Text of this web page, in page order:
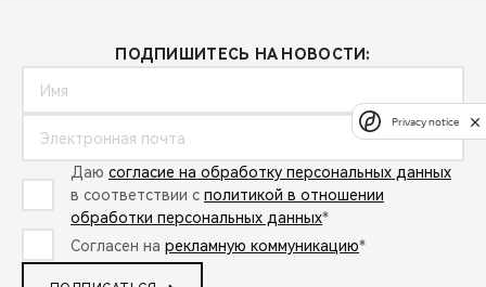
ПОДПИШИТЕСЬ НА НОВОСТИ:
Даю согласие на обработку персональных данных
в соответствии с политикой в отношении
обработки персональных данных*
Согласен на рекламную коммуникацию*
Privacy notice